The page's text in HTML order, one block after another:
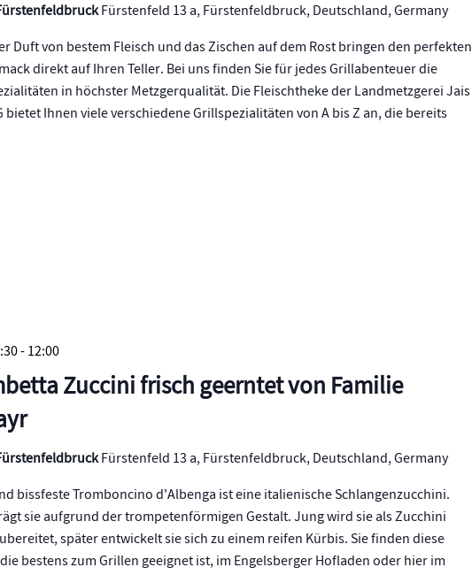
Fürstenfeld 13 a, Fürstenfeldbruck, Deutschland, Germany
Duft von bestem Fleisch und das Zischen auf dem Rost bringen den perfekten
direkt auf Ihren Teller. Bei uns finden Sie für jedes Grillabenteuer die
in höchster Metzgerqualität. Die Fleischtheke der Landmetzgerei Jais
bietet Ihnen viele verschiedene Grillspezialitäten von A bis Z an, die bereits
Zuccini frisch geerntet von Familie
-12:00
Fürstenfeld 13 a, Fürstenfeldbruck, Deutschland, Germany
bissfeste Tromboncino d'Albenga ist eine italienische Schlangenzucchini.
sie aufgrund der trompetenförmigen Gestalt. Jung wird sie als Zucchini
später entwickelt sie sich zu einem reifen Kürbis. Sie finden diese
bestens zum Grillen geeignet ist, im Engelsberger Hofladen oder hier im